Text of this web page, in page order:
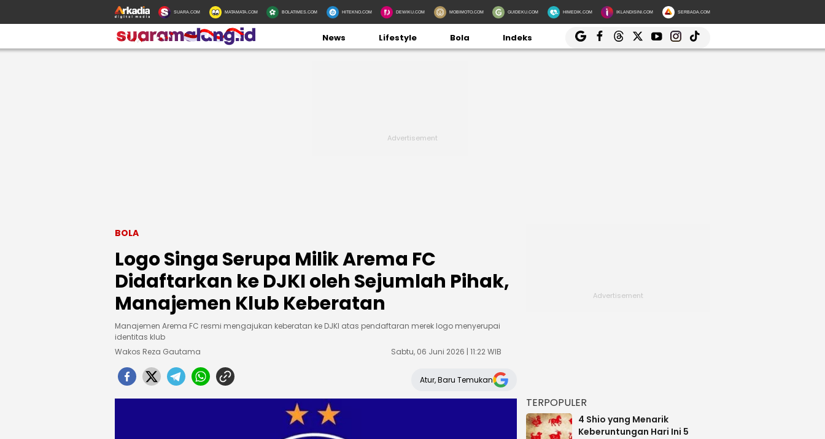
SUARA.COM MATAMATA.COM BOLATIMES.COM HITEKNO.COM DEWIKU.COM MOBIMOTO.COM GUIDEKU.COM HIMEDIK.COM IKLANDISINI.COM SERBADA.COM
News Lifestyle Bola Indeks
BOLA
Logo Singa Serupa Milik Arema FC
Didaftarkan ke DJKI oleh Sejumlah Pihak,
Manajemen Klub Keberatan
Manajemen Arema FC resmi mengajukan keberatan ke DJKI atas pendaftaran merek logo menyerupai
identitas klub
Wakos Reza Gautama
Sabtu, 06 Juni 2026 | 11:22 WIB
Atur, Baru Temukan
TERPOPULER
4 Shio yang Menarik
Keberuntungan Hari Ini 5